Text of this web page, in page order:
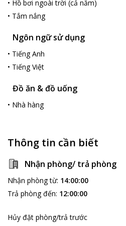
• Hồ bơi ngoài trời (cả năm)
• Tắm nắng
Ngôn ngữ sử dụng
• Tiếng Anh
• Tiếng Việt
Đồ ăn & đồ uống
• Nhà hàng
Thông tin cần biết
Nhận phòng/ trả phòng
Nhận phòng từ: 14:00:00
Trả phòng đến: 12:00:00
Hủy đặt phòng/trả trước